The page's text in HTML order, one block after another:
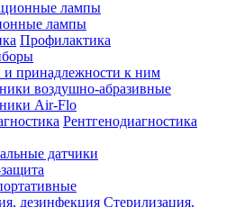
лампы
Профилактика
и принадлежности к ним
воздушно-абразивные
Air-Flo
Рентгенодиагностика
датчики
Стерилизация,